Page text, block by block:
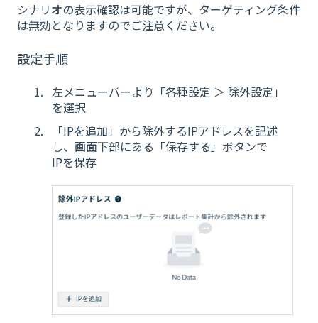
シナリオの表示確認は可能ですが、ターゲティング条件
は無効となりますのでご注意ください。
設定手順
左メニューバーより「各種設定 ＞ 除外設定」
を選択
「IPを追加」から除外するIPアドレスを記述
し、画面下部にある「保存する」ボタンで
IPを保存